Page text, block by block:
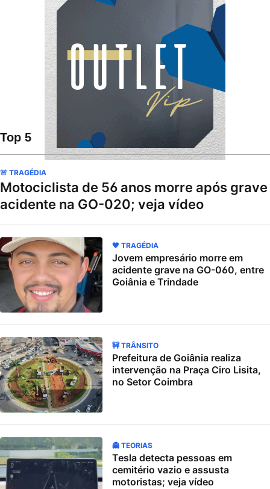
Top 5
🚨 TRAGÉDIA
Motociclista de 56 anos morre após grave
acidente na GO-020; veja vídeo
🖤 TRAGÉDIA
Jovem empresário morre em
acidente grave na GO-060, entre
Goiânia e Trindade
🚧 TRÂNSITO
Prefeitura de Goiânia realiza
intervenção na Praça Ciro Lisita,
no Setor Coimbra
👻 TEORIAS
Tesla detecta pessoas em
cemitério vazio e assusta
motoristas; veja vídeo